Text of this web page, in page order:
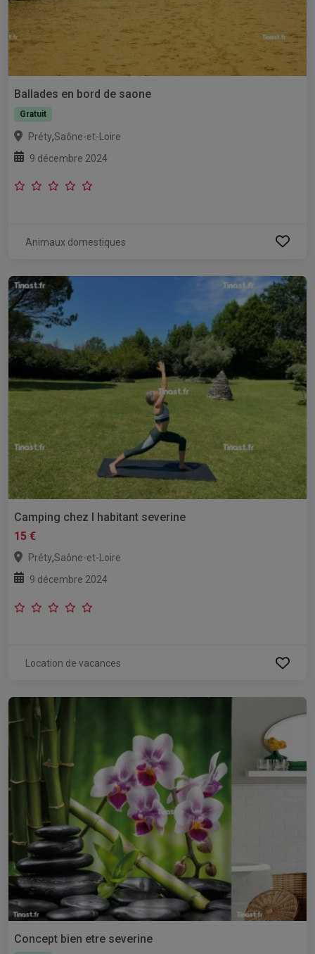
Ballades en bord de saone
Gratuit
Préty,Saône-et-Loire
9 décembre 2024
Animaux domestiques
Camping chez l habitant severine
15 €
Préty,Saône-et-Loire
9 décembre 2024
Location de vacances
Concept bien etre severine